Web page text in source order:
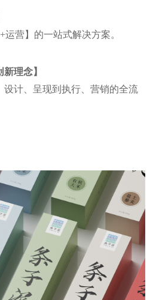
营】的⼀站式解决方案。
理念】
设计、呈现到执⾏、营销的全流